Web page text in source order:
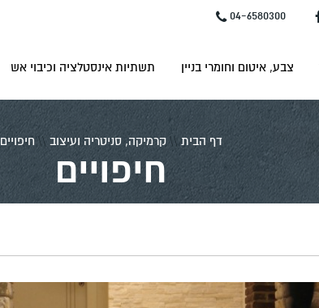
04-6580300
צבע, איטום וחומרי בניין תשתיות אינסטלציה וכיבוי אש
דף הבית\\ קרמיקה, סניטריה ועיצוב \\ חיפויים
חיפויים